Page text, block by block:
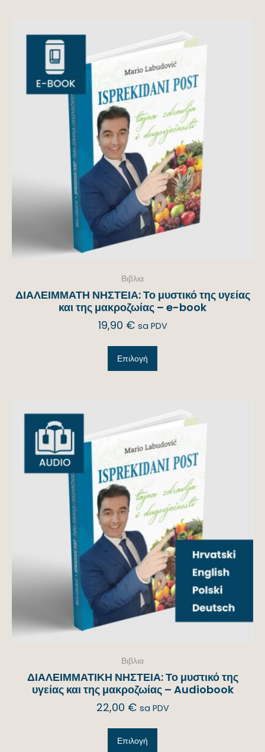
Βιβλια
ΔΙΑΛΕΙΜΜΑΤΗ ΝΗΣΤΕΙΑ: Το μυστικό της υγείας
και της μακροζωίας – e-book
19,90 € sa PDV
Επιλογή
Βιβλια
ΔΙΑΛΕΙΜΜΑΤΙΚΗ ΝΗΣΤΕΙΑ: Το μυστικό της
υγείας και της μακροζωίας – Audiobook
22,00 € sa PDV
Επιλογή